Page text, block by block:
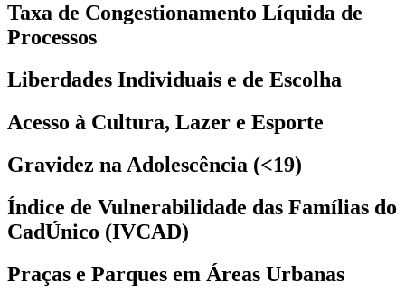
Taxa de Congestionamento Líquida de
Processos
Liberdades Individuais e de Escolha
Acesso à Cultura, Lazer e Esporte
Gravidez na Adolescência (<19)
Índice de Vulnerabilidade das Famílias do
CadÚnico (IVCAD)
Praças e Parques em Áreas Urbanas